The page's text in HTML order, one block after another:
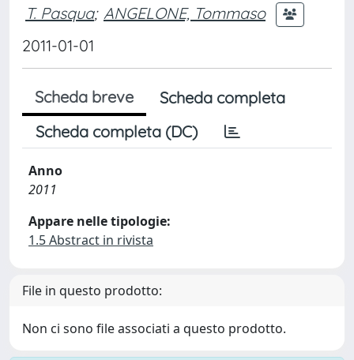
T. Pasqua; ANGELONE, Tommaso
2011-01-01
Scheda breve
Scheda completa
Scheda completa (DC)
Anno
2011
Appare nelle tipologie:
1.5 Abstract in rivista
File in questo prodotto:
Non ci sono file associati a questo prodotto.